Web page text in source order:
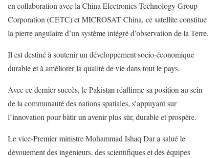
en collaboration avec la China Electronics Technology Group
Corporation (CETC) et MICROSAT China, ce satellite constitue
la pierre angulaire d’un système intégré d’observation de la Terre.
Il est destiné à soutenir un développement socio-économique
durable et à améliorer la qualité de vie dans tout le pays.
Avec ce dernier succès, le Pakistan réaffirme sa position au sein
de la communauté des nations spatiales, s’appuyant sur
l’innovation pour bâtir un avenir plus sûr, durable et prospère.
Le vice-Premier ministre Mohammad Ishaq Dar a salué le
dévouement des ingénieurs, des scientifiques et des équipes